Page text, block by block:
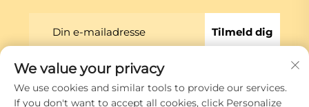
Tilmeld dig
Copyright © Xiamen Globe Machine Co.,ltd.
Privatlivspolitik
We value your privacy
We use cookies and similar tools to provide our services.
If you don't want to accept all cookies, click Personalize